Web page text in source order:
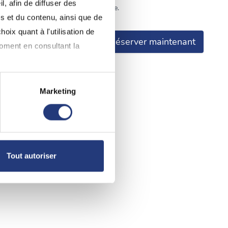
afin de diffuser des
et du contenu, ainsi que de
quant à l'utilisation de
en consultant la
mètres près
(empreintes
Marketing
Tout autoriser
je déclare avoir pris connaissance.
Réserver maintenant